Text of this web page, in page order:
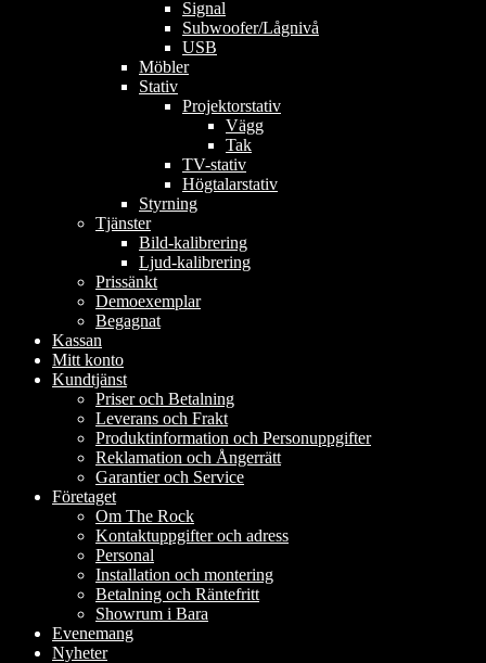
Signal
Subwoofer/Lågnivå
USB
Möbler
Stativ
Projektorstativ
Vägg
Tak
TV-stativ
Högtalarstativ
Styrning
Tjänster
Bild-kalibrering
Ljud-kalibrering
Prissänkt
Demoexemplar
Begagnat
Kassan
Mitt konto
Kundtjänst
Priser och Betalning
Leverans och Frakt
Produktinformation och Personuppgifter
Reklamation och Ångerrätt
Garantier och Service
Företaget
Om The Rock
Kontaktuppgifter och adress
Personal
Installation och montering
Betalning och Räntefritt
Showrum i Bara
Evenemang
Nyheter